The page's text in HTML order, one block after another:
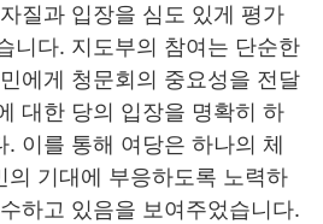
질과 입장을 심도 있게 평가
니다. 지도부의 참여는 단순한
에게 청문회의 중요성을 전달
대한 당의 입장을 명확히 하
. 이를 통해 여당은 하나의 체
의 기대에 부응하도록 노력하
하고 있음을 보여주었습니다.